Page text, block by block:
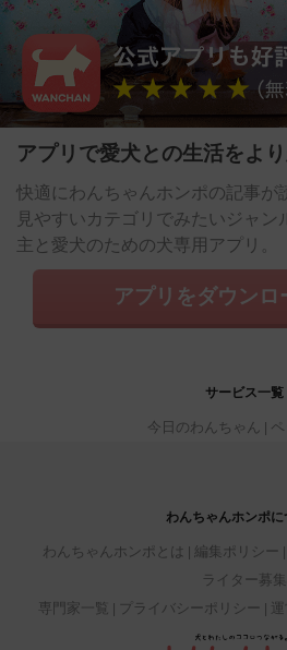
アプリで愛犬との生活をより
快適にわんちゃんホンポの記事が
見やすいカテゴリでみたいジャン
主と愛犬のための犬専用アプリ。
アプリをダウンロ
サービス一覧
今日のわんちゃん
わんちゃんホンポに
わんちゃんホンポとは 編集ポリシー
ライター募集
専門家一覧
プライバシーポリシー 運